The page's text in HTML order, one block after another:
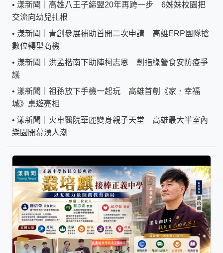
• 漾新聞｜高雄八王子締盟20年再跨一步 6姊妹校園把
交流向幼兒扎根
• 漾新聞｜青創參展補助首開二次申請 高雄ERP團隊搶
數位轉型商機
• 漾新聞｜洪孟楷南下助陣柯志恩 劍指綠營食安防疫爭
議
• 漾新聞｜祖孫放下手機一起玩 高雄首創《家．幸福
城》桌遊亮相
• 漾新聞｜火車醫院華麗變身親子天堂 高雄最大半室內
樂園開幕湧人潮